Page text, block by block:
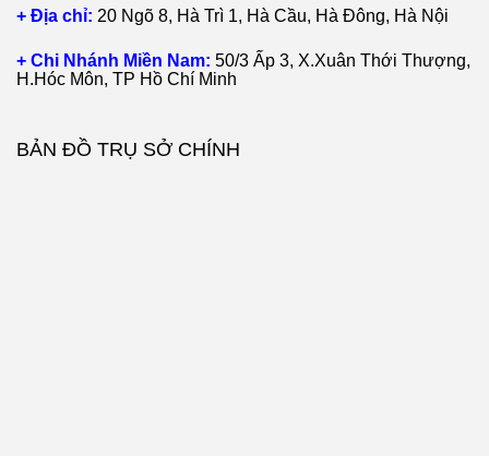
+ Địa chỉ: 20 Ngõ 8, Hà Trì 1, Hà Cầu, Hà Đông, Hà Nội
+ Chi Nhánh Miền Nam: 50/3 Ấp 3, X.Xuân Thới Thượng,
H.Hóc Môn, TP Hồ Chí Minh
BẢN ĐỒ TRỤ SỞ CHÍNH